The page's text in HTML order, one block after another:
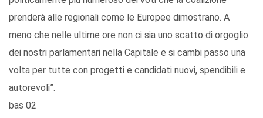
prenderà alle regionali come le Europee dimostrano. A
meno che nelle ultime ore non ci sia uno scatto di orgoglio
dei nostri parlamentari nella Capitale e si cambi passo una
volta per tutte con progetti e candidati nuovi, spendibili e
autorevoli”.
bas 02